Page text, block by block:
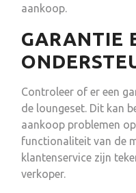
aankoop.
GARANTIE
Controleer of er een
de loungeset. Dit kan
aankoop problemen
functionaliteit van de
klantenservice zijn
verkoper.